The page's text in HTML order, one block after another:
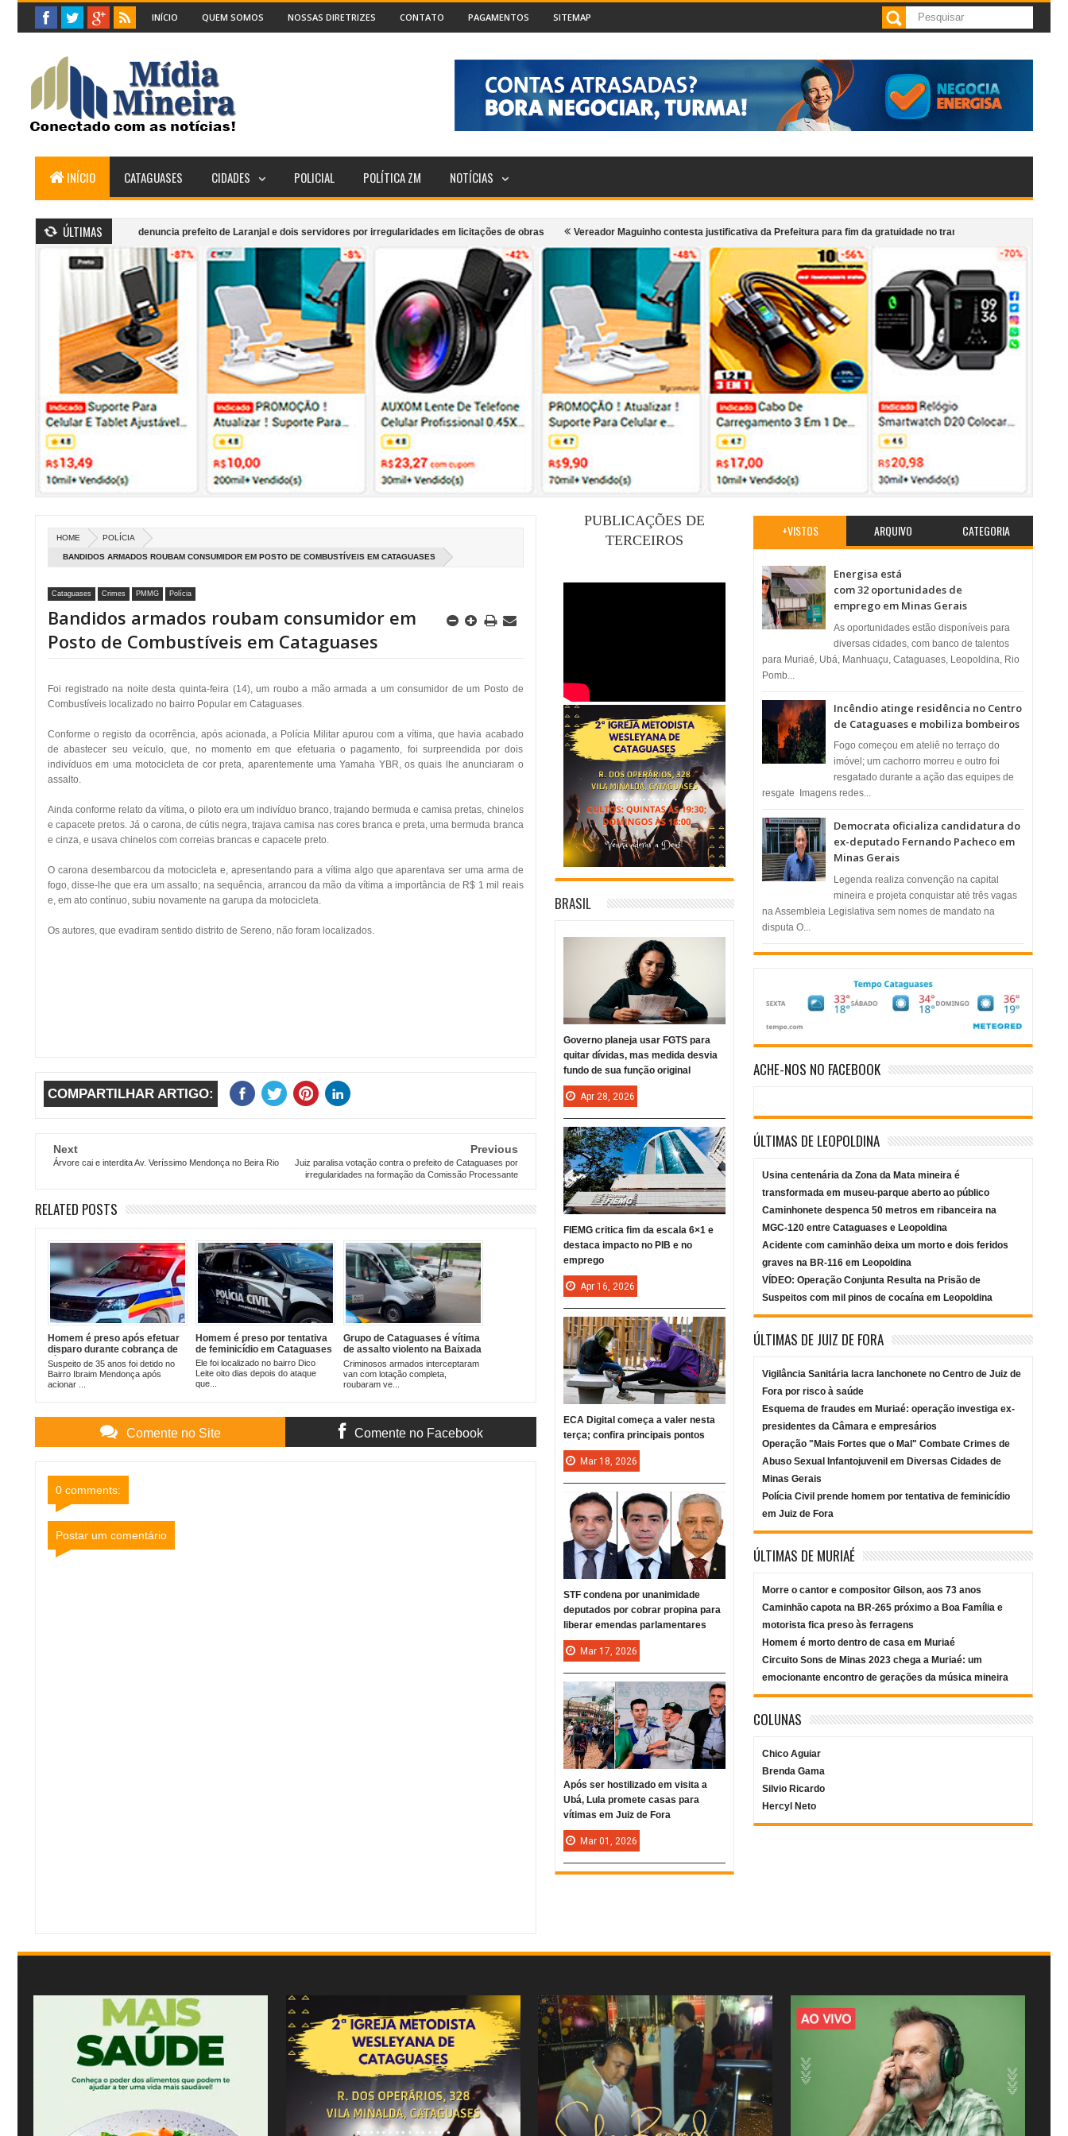
INÍCIO QUEM SOMOS NOSSAS DIRETRIZES CONTATO PAGAMENTOS SITEMAP
INÍCIO CATAGUASES CIDADES POLICIAL POLÍTICA ZM NOTÍCIAS
ÚLTIMAS
MPMG denuncia prefeito de Laranjal e dois servidores por irregularidades em licitações de obras Vereador Maguinho contesta justificativa da Prefeitura para fim da gratuidade no transporte aos domingos e atribui
atinge segundo andar de cafeteria anexa ao Supermercado Morais em Cataguases “Monumento em Movimento”: Grupo Girarte, Kaê Guajajara e artistas locais celebram ancestralidade em apresentação gratuita nesta
HOME POLÍCIA
BANDIDOS ARMADOS ROUBAM CONSUMIDOR EM POSTO DE COMBUSTÍVEIS EM CATAGUASES
Cataguases Crimes PMMG Polícia
Bandidos armados roubam consumidor em
Posto de Combustíveis em Cataguases
Foi registrado na noite desta quinta-feira (14), um roubo a mão armada a um consumidor de um Posto de
Combustíveis localizado no bairro Popular em Cataguases.
Conforme o registo da ocorrência, após acionada, a Polícia Militar apurou com a vítima, que havia acabado
de abastecer seu veículo, que, no momento em que efetuaria o pagamento, foi surpreendida por dois
indivíduos em uma motocicleta de cor preta, aparentemente uma Yamaha YBR, os quais lhe anunciaram o
assalto.
Ainda conforme relato da vítima, o piloto era um indivíduo branco, trajando bermuda e camisa pretas, chinelos
e capacete pretos. Já o carona, de cútis negra, trajava camisa nas cores branca e preta, uma bermuda branca
e cinza, e usava chinelos com correias brancas e capacete preto.
O carona desembarcou da motocicleta e, apresentando para a vítima algo que aparentava ser uma arma de
fogo, disse-lhe que era um assalto; na sequência, arrancou da mão da vítima a importância de R$ 1 mil reais
e, em ato contínuo, subiu novamente na garupa da motocicleta.
Os autores, que evadiram sentido distrito de Sereno, não foram localizados.
COMPARTILHAR ARTIGO:
Next
Árvore cai e interdita Av. Veríssimo Mendonça no Beira Rio
Previous
Juiz paralisa votação contra o prefeito de Cataguases por
irregularidades na formação da Comissão Processante
RELATED POSTS
Homem é preso após efetuar
disparo durante cobrança de
dívida em Cataguases
Suspeito de 35 anos foi detido no
Bairro Ibraim Mendonça após
acionar ...
Homem é preso por tentativa
de feminicídio em Cataguases
Ele foi localizado no bairro Dico
Leite oito dias depois do ataque
que...
Grupo de Cataguases é vítima
de assalto violento na Baixada
Fluminense a caminho de
ensaio de escola de samba
Criminosos armados interceptaram
van com lotação completa,
roubaram ve...
Comente no Site Comente no Facebook
0 comments:
Postar um comentário
+VISTOS ARQUIVO CATEGORIA
Energisa está
com 32 oportunidades de
emprego em Minas Gerais
As oportunidades estão disponíveis para
diversas cidades, com banco de talentos
para Muriaé, Ubá, Manhuaçu, Cataguases, Leopoldina, Rio
Pomb...
Incêndio atinge residência no Centro
de Cataguases e mobiliza bombeiros
​Fogo começou em ateliê no terraço do
imóvel; um cachorro morreu e outro foi
resgatado durante a ação das equipes de
resgate ​ Imagens redes...
Democrata oficializa candidatura do
ex-deputado Fernando Pacheco em
Minas Gerais
Legenda realiza convenção na capital
mineira e projeta conquistar até três vagas
na Assembleia Legislativa sem nomes de mandato na
disputa O...
ACHE-NOS NO FACEBOOK
ÚLTIMAS DE LEOPOLDINA
Usina centenária da Zona da Mata mineira é
transformada em museu-parque aberto ao público
Caminhonete despenca 50 metros em ribanceira na
MGC-120 entre Cataguases e Leopoldina
Acidente com caminhão deixa um morto e dois feridos
graves na BR-116 em Leopoldina
VÍDEO: Operação Conjunta Resulta na Prisão de
Suspeitos com mil pinos de cocaína em Leopoldina
ÚLTIMAS DE JUIZ DE FORA
Vigilância Sanitária lacra lanchonete no Centro de Juiz de
Fora por risco à saúde
Esquema de fraudes em Muriaé: operação investiga ex-
presidentes da Câmara e empresários
Operação "Mais Fortes que o Mal" Combate Crimes de
Abuso Sexual Infantojuvenil em Diversas Cidades de
Minas Gerais
Polícia Civil prende homem por tentativa de feminicídio
em Juiz de Fora
ÚLTIMAS DE MURIAÉ
Morre o cantor e compositor Gilson, aos 73 anos
Caminhão capota na BR-265 próximo a Boa Família e
motorista fica preso às ferragens
Homem é morto dentro de casa em Muriaé
Circuito Sons de Minas 2023 chega a Muriaé: um
emocionante encontro de gerações da música mineira
COLUNAS
Chico Aguiar
Brenda Gama
Silvio Ricardo
Hercyl Neto
PUBLICAÇÕES DE
TERCEIROS
BRASIL
Governo planeja usar FGTS para
quitar dívidas, mas medida desvia
fundo de sua função original
Apr 28, 2026
FIEMG critica fim da escala 6×1 e
destaca impacto no PIB e no
emprego
Apr 16, 2026
ECA Digital começa a valer nesta
terça; confira principais pontos
Mar 18, 2026
STF condena por unanimidade
deputados por cobrar propina para
liberar emendas parlamentares
Mar 17, 2026
Após ser hostilizado em visita a
Ubá, Lula promete casas para
vítimas em Juiz de Fora
Mar 01, 2026